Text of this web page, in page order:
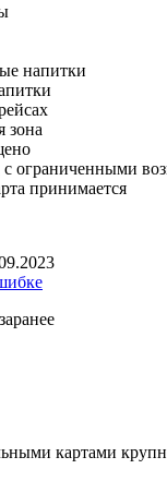
напитки
зона
с ограниченными
принимается
картами